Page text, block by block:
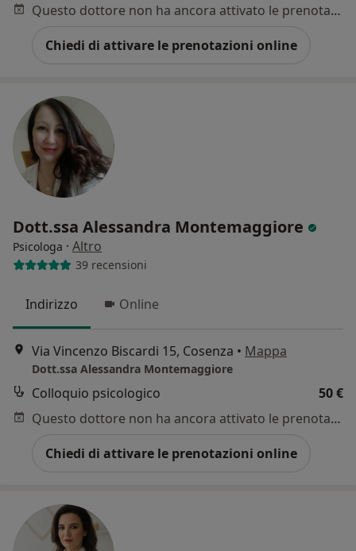
Questo dottore non ha ancora attivato le prenotazioni online presso questo indirizzo.
Chiedi di attivare le prenotazioni online
Dott.ssa Alessandra Montemaggiore
Psicologa · Altro
39 recensioni
Indirizzo Online
Via Vincenzo Biscardi 15, Cosenza • Mappa
Dott.ssa Alessandra Montemaggiore
Colloquio psicologico
50 €
Questo dottore non ha ancora attivato le prenotazioni online presso questo indirizzo.
Chiedi di attivare le prenotazioni online